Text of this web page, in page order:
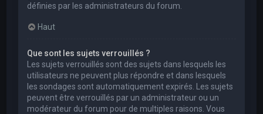
définies par les administrateurs du forum.
Haut
Que sont les sujets verrouillés ?
Les sujets verrouillés sont des sujets dans lesquels les
utilisateurs ne peuvent plus répondre et dans lesquels
les sondages sont automatiquement expirés. Les sujets
peuvent être verrouillés par un administrateur ou un
modérateur du forum pour de multiples raisons. Vous